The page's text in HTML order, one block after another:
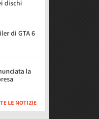
dischi
di GTA 6
la
LE NOTIZIE